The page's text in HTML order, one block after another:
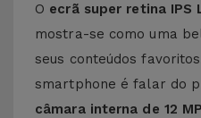
O ecrã super retina IPS
mostra-se como uma
seus conteúdos
smartphone é falar do
câmara interna de 12 MP